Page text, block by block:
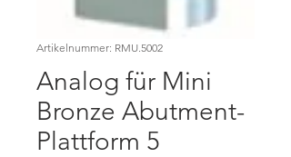
Artikelnummer: RMU.5002
Analog für Mini
Bronze Abutment-
Plattform 5